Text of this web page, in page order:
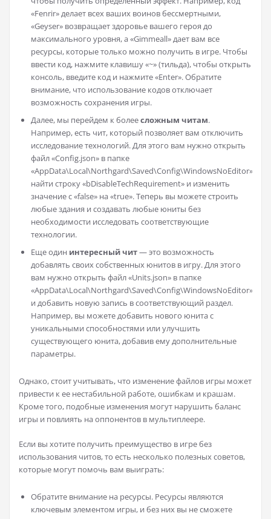
«Fenrir» делает всех ваших воинов бессмертными,
«Geyser» возвращает здоровье вашего героя до
максимального уровня, а «Gimmeall» дает вам все
ресурсы, которые только можно получить в игре. Чтобы
ввести код, нажмите клавишу «~» (тильда), чтобы открыть
консоль, введите код и нажмите «Enter». Обратите
внимание, что использование кодов отключает
возможность сохранения игры.
Далее, мы перейдем к болеесложным читам.
Например, есть чит, который позволяет вам отключить
исследование технологий. Для этого вам нужно открыть
файл «Config.json» в папке
«AppData\Local\Northgard\Saved\Config\WindowsNoEditor»,
найти строку «bDisableTechRequirement» и изменить
значение с «false» на «true». Теперь вы можете строить
любые здания и создавать любые юниты без
необходимости исследовать соответствующие
технологии.
Еще один интересный чит— это возможность
добавлять своих собственных юнитов в игру. Для этого
вам нужно открыть файл «Units.json» в папке
«AppData\Local\Northgard\Saved\Config\WindowsNoEditor»
и добавить новую запись в соответствующий раздел.
Например, вы можете добавить нового юнита с
уникальными способностями или улучшить
существующего юнита, добавив ему дополнительные
параметры.
Однако, стоит учитывать, что изменение файлов игры может
привести к ее нестабильной работе, ошибкам и крашам.
Кроме того, подобные изменения могут нарушить баланс
игры и повлиять на оппонентов в мультиплеере.
Если вы хотите получить преимущество в игре без
использования читов, то есть несколько полезных советов,
которые могут помочь вам выиграть:
Обратите внимание на ресурсы. Ресурсы являются
ключевым элементом игры, и без них вы не сможете